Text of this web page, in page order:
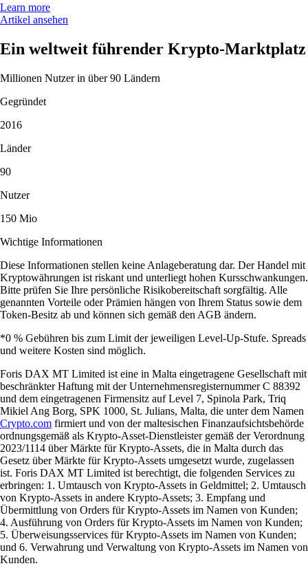
Learn more
Artikel ansehen
Ein weltweit führender Krypto-Marktplatz
Millionen Nutzer in über 90 Ländern
Gegründet
2016
Länder
90
Nutzer
150 Mio
Wichtige Informationen
Diese Informationen stellen keine Anlageberatung dar. Der Handel mit
Kryptowährungen ist riskant und unterliegt hohen Kursschwankungen.
Bitte prüfen Sie Ihre persönliche Risikobereitschaft sorgfältig. Alle
genannten Vorteile oder Prämien hängen von Ihrem Status sowie dem
Token-Besitz ab und können sich gemäß den AGB ändern.
*0 % Gebühren bis zum Limit der jeweiligen Level-Up-Stufe. Spreads
und weitere Kosten sind möglich.
Foris DAX MT Limited ist eine in Malta eingetragene Gesellschaft mit
beschränkter Haftung mit der Unternehmensregisternummer C 88392
und dem eingetragenen Firmensitz auf Level 7, Spinola Park, Triq
Mikiel Ang Borg, SPK 1000, St. Julians, Malta, die unter dem Namen
Crypto.com firmiert und von der maltesischen Finanzaufsichtsbehörde
ordnungsgemäß als Krypto-Asset-Dienstleister gemäß der Verordnung
2023/1114 über Märkte für Krypto-Assets, die in Malta durch das
Gesetz über Märkte für Krypto-Assets umgesetzt wurde, zugelassen
ist. Foris DAX MT Limited ist berechtigt, die folgenden Services zu
erbringen: 1. Umtausch von Krypto-Assets in Geldmittel; 2. Umtausch
von Krypto-Assets in andere Krypto-Assets; 3. Empfang und
Übermittlung von Orders für Krypto-Assets im Namen von Kunden;
4. Ausführung von Orders für Krypto-Assets im Namen von Kunden;
5. Überweisungsservices für Krypto-Assets im Namen von Kunden;
und 6. Verwahrung und Verwaltung von Krypto-Assets im Namen von
Kunden.